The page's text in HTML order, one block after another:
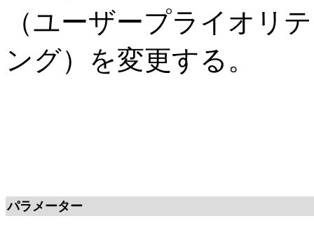
（ユーザープライオリ
ング）を変更する。
パラメーター